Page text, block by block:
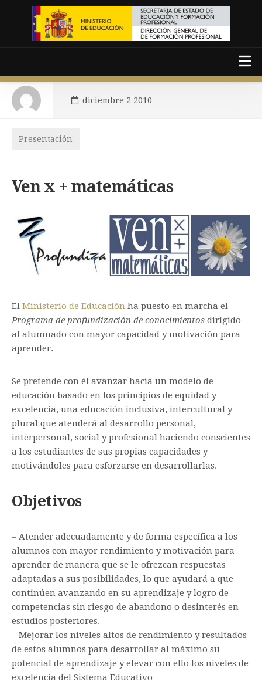
Español
Temas
Área de monitores
Matemáticas en la montaña
diciembre 2 2010
Presentación
Ven x + matemáticas
El Ministerio de Educación ha puesto en marcha el
Programa de profundización de conocimientos dirigido
al alumnado con mayor capacidad y motivación para
aprender.
Se pretende con él avanzar hacia un modelo de
educación basado en los principios de equidad y
excelencia, una educación inclusiva, intercultural y
plural que atenderá al desarrollo personal,
interpersonal, social y profesional haciendo conscientes
a los estudiantes de sus propias capacidades y
motivándoles para esforzarse en desarrollarlas.
Objetivos
– Atender adecuadamente y de forma específica a los
alumnos con mayor rendimiento y motivación para
aprender de manera que se le ofrezcan respuestas
adaptadas a sus posibilidades, lo que ayudará a que
continúen avanzando en su aprendizaje y logro de
competencias sin riesgo de abandono o desinterés en
estudios posteriores.
– Mejorar los niveles altos de rendimiento y resultados
de estos alumnos para desarrollar al máximo su
potencial de aprendizaje y elevar con ello los niveles de
excelencia del Sistema Educativo